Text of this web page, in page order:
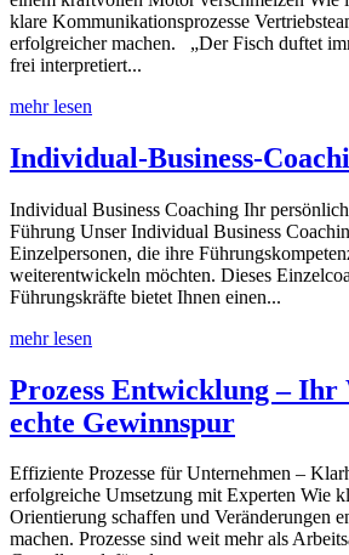
klare Kommunikationsprozesse
erfolgreicher machen. „Der Fisch duftet
frei interpretiert...
mehr lesen
Individual-Business-
Individual Business Coaching Ihr
Führung Unser Individual Business
Einzelpersonen, die ihre
weiterentwickeln möchten. Dieses
Führungskräfte bietet Ihnen einen...
mehr lesen
Prozess Entwicklung – Ihr
echte Gewinnspur
Effiziente Prozesse für Unternehmen –
erfolgreiche Umsetzung mit Experten Wie
Orientierung schaffen und Veränderungen
machen. Prozesse sind weit mehr als